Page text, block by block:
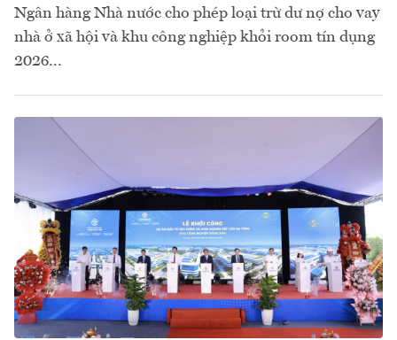
Ngân hàng Nhà nước cho phép loại trừ dư nợ cho vay
nhà ở xã hội và khu công nghiệp khỏi room tín dụng
2026...